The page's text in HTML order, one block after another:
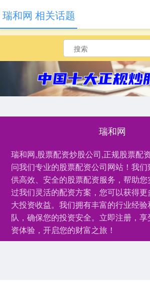
瑞和网
瑞和网,股票配资炒股公司,正规股票配
问我们专业的股票配资公司网站！我
供高效、安全的股票配资服务，帮助
过我们灵活的配资方案，您可以获得
大投资收益。我们拥有丰富的行业经
队，确保您的投资安全。立即注册，
资体验，开启您的财富之旅！
瑞和网 相关话题